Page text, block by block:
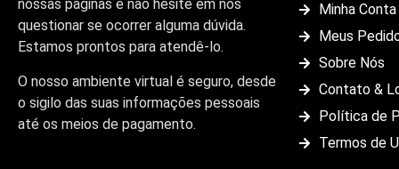
nossas páginas e não hesite em nos
questionar se ocorrer alguma dúvida.
Estamos prontos para atendê-lo.
O nosso ambiente virtual é seguro, desde
o sigilo das suas informações pessoais
até os meios de pagamento.
Minha Conta
Meus
Sobre Nós
Contato &
Política de
Termos de